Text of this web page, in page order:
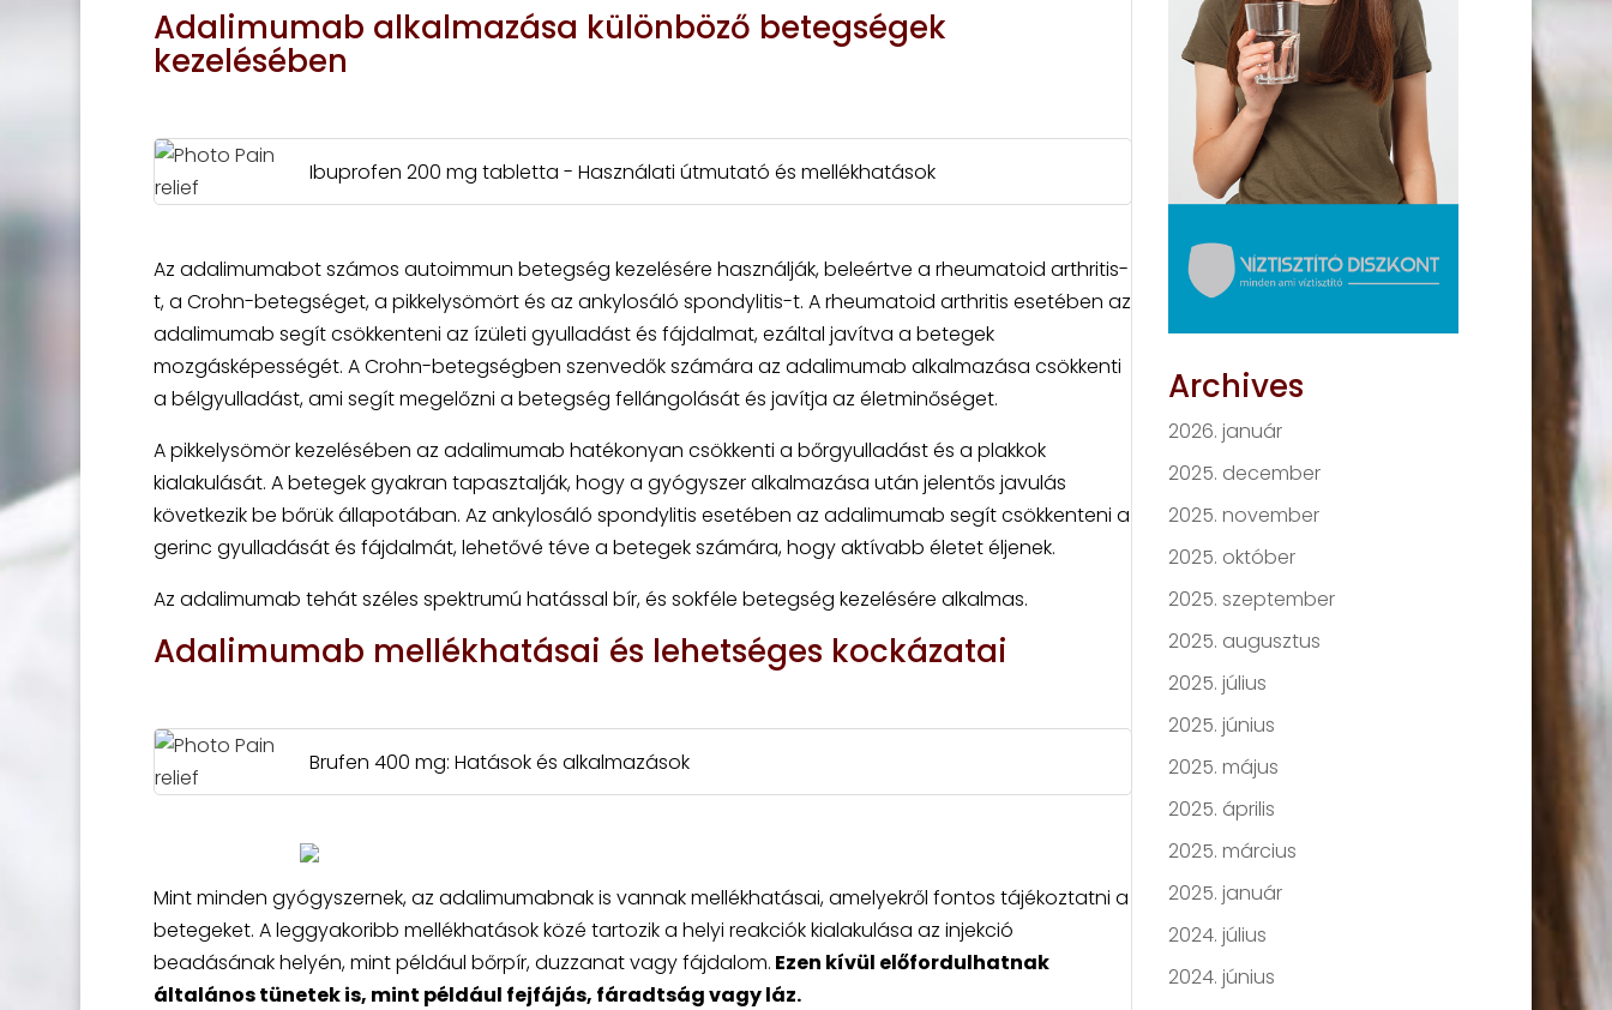
Adalimumab alkalmazása különböző betegségek
kezelésében
Ibuprofen 200 mg tabletta - Használati útmutató és mellékhatások
Az adalimumabot számos autoimmun betegség kezelésére használják, beleértve a rheumatoid arthritis-
t, a Crohn-betegséget, a pikkelysömört és az ankylosáló spondylitis-t. A rheumatoid arthritis esetében az
adalimumab segít csökkenteni az ízületi gyulladást és fájdalmat, ezáltal javítva a betegek
mozgásképességét. A Crohn-betegségben szenvedők számára az adalimumab alkalmazása csökkenti
a bélgyulladást, ami segít megelőzni a betegség fellángolását és javítja az életminőséget.
A pikkelysömör kezelésében az adalimumab hatékonyan csökkenti a bőrgyulladást és a plakkok
kialakulását. A betegek gyakran tapasztalják, hogy a gyógyszer alkalmazása után jelentős javulás
következik be bőrük állapotában. Az ankylosáló spondylitis esetében az adalimumab segít csökkenteni a
gerinc gyulladását és fájdalmát, lehetővé téve a betegek számára, hogy aktívabb életet éljenek.
Az adalimumab tehát széles spektrumú hatással bír, és sokféle betegség kezelésére alkalmas.
Adalimumab mellékhatásai és lehetséges kockázatai
Brufen 400 mg: Hatások és alkalmazások
Mint minden gyógyszernek, az adalimumabnak is vannak mellékhatásai, amelyekről fontos tájékoztatni a
betegeket. A leggyakoribb mellékhatások közé tartozik a helyi reakciók kialakulása az injekció
beadásának helyén, mint például bőrpír, duzzanat vagy fájdalom. Ezen kívül előfordulhatnak
általános tünetek is, mint például fejfájás, fáradtság vagy láz.
Archives
2026. január
2025. december
2025. november
2025. október
2025. szeptember
2025. augusztus
2025. július
2025. június
2025. május
2025. április
2025. március
2025. január
2024. július
2024. június